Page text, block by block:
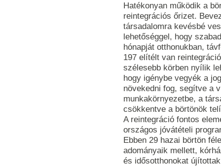
Hatékonyan működik a
reintegrációs őrizet.
társadalomra kevésbé
lehetőséggel, hogy
hónapját otthonukban,
197 elítélt van
szélesebb körben nyílik
hogy igénybe vegyék a
növekedni fog, segítve a
munkakörnyezetbe, a
csökkentve a börtönök
A reintegráció fontos
országos jóvátételi
Ebben 29 hazai börtön
adományaik mellett,
és idősotthonokat